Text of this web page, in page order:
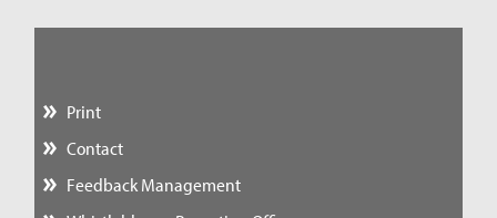
Print
Contact
Feedback Management